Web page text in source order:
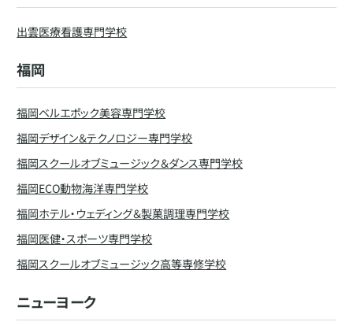
出雲医療看護専門学校
福岡
福岡ベルエポック美容専門学校
福岡デザイン＆テクノロジー専門学校
福岡スクールオブミュージック＆ダンス専門学校
福岡ECO動物海洋専門学校
福岡ホテル・ウェディング＆製菓調理専門学校
福岡医健・スポーツ専門学校
福岡スクールオブミュージック高等専修学校
ニューヨーク